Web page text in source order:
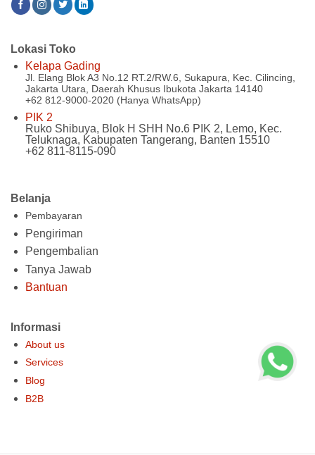
Belanja
Pembayaran
Pengiriman
Pengembalian
Tanya Jawab
Bantuan
Informasi
About us
Services
Blog
B2B
Lokasi Toko
Kelapa Gading
Jl. Elang Blok A3 No.12 RT.2/RW.6, Sukapura, Kec. Cilincing,
Jakarta Utara, Daerah Khusus Ibukota Jakarta 14140
+62 812-9000-2020 (Hanya WhatsApp)
PIK 2
Ruko Shibuya, Blok H SHH No.6 PIK 2, Lemo, Kec.
Teluknaga, Kabupaten Tangerang, Banten 15510
+62 811-8115-090